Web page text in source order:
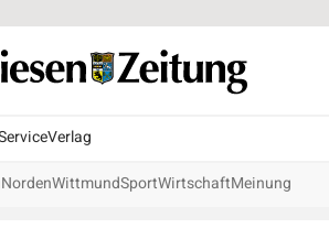
Verlag
NordenWittmundSportWirtschaftMeinung